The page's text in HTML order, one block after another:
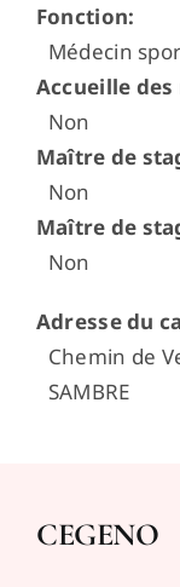
Liens utiles
Espace
Fonction:
Médecin
Accueille
Non
Maître de
Non
Maître de
Non
Adresse du
Chemin de
SAMBRE
CEGENO